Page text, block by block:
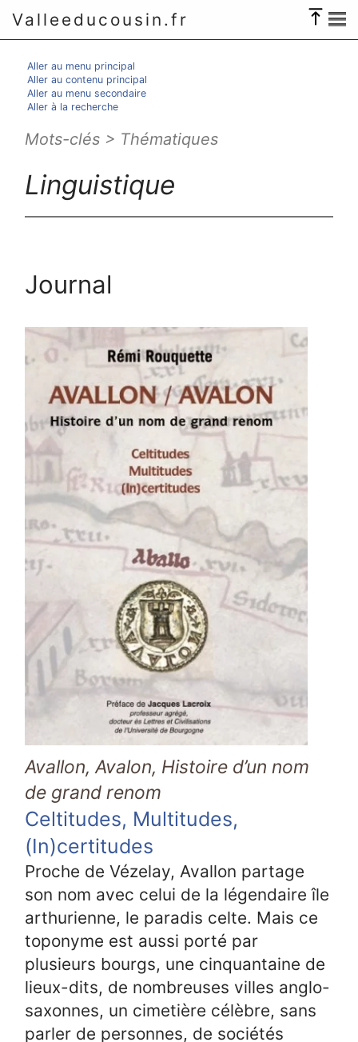
Valleeducousin.fr
Aller au menu principal
Aller au contenu principal
Aller au menu secondaire
Aller à la recherche
Mots-clés > Thématiques
Linguistique
Journal
Avallon, Avalon, Histoire d’un nom
de grand renom
Celtitudes, Multitudes,
(In)certitudes
Proche de Vézelay, Avallon partage
son nom avec celui de la légendaire île
arthurienne, le paradis celte. Mais ce
toponyme est aussi porté par
plusieurs bourgs, une cinquantaine de
lieux-dits, de nombreuses villes anglo-
saxonnes, un cimetière célèbre, sans
parler de personnes, de sociétés